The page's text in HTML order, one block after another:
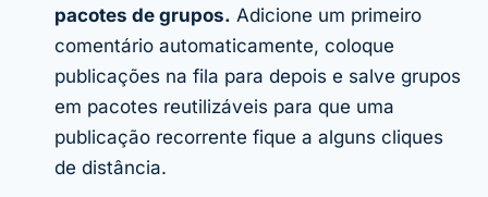
pacotes de grupos. Adicione um primeiro
comentário automaticamente, coloque
publicações na fila para depois e salve grupos
em pacotes reutilizáveis para que uma
publicação recorrente fique a alguns cliques
de distância.